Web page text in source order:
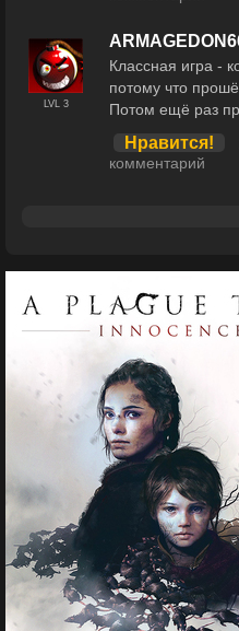
LVL 3
Классная игра -
потому что
Потом ещё раз
Нравится!
комментарий